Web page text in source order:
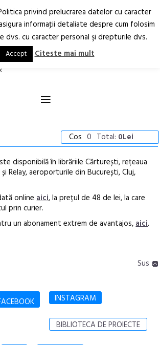
RO EN
≡
Cos 0 Total: 0Lei
disponibilă în librăriile Cărturești, rețeaua
Relay, aeroporturile din București, Cluj,
onlineaici, la prețul de 48 de lei, la care
prin curier.
un abonament extrem de avantajos,aici.
Sus
INSTAGRAM
BIBLIOTECA DE PROIECTE
privind prelucrarea datelor cu caracter
informaţii detaliate despre cum folosim
dvs. cu caracter personal şi drepturile dvs.
Accept Citeste mai mult